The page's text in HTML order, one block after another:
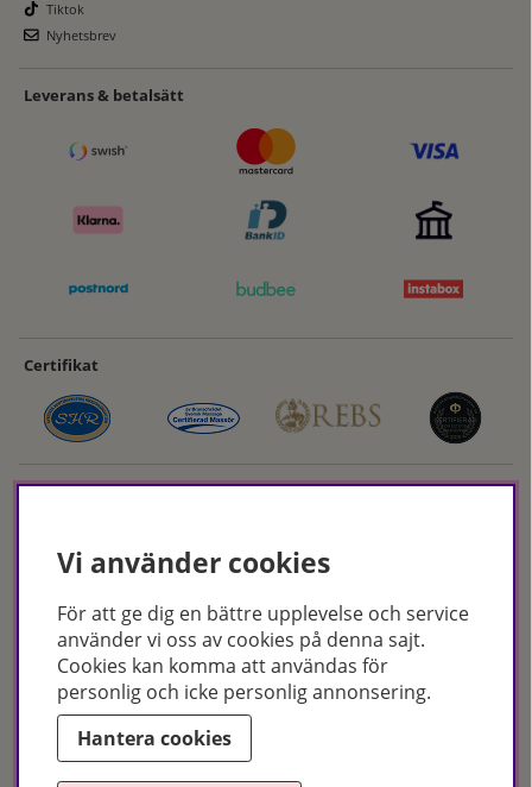
Tiktok
Nyhetsbrev
Leverans & betalsätt
Certifikat
Hudoteket erbjuder ett noga utvalt sortiment inom hudvård, hårvård och
makeup – både online och i butik. Med över 50 års erfarenhet och
utbildade hudterapeuter hjälper vi dig att hitta rätt produkter och
behandlingar för just dina behov. Handla enkelt på hudoteket.se eller
besök oss i Jönköping och Malmö.
Copyright © Hudoteket 2025
Vi använder cookies
För att ge dig en bättre upplevelse och service
använder vi oss av cookies på denna sajt.
Cookies kan komma att användas för
personlig och icke personlig annonsering.
Hantera cookies